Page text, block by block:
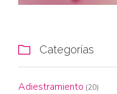
 Categorías
Adiestramiento (20)